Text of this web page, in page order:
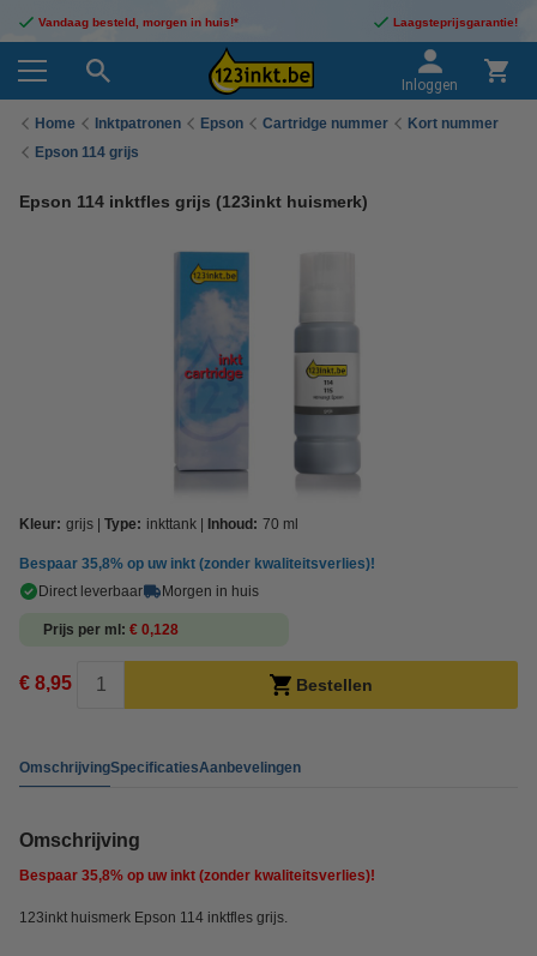
Vandaag besteld, morgen in huis!* Laagsteprijsgarantie!
Inloggen
Home Inktpatronen Epson Cartridge nummer
Kort nummer
Epson 114 grijs
Epson 114 inktfles grijs (123inkt huismerk)
Kleur: grijs Type: inkttank Inhoud: 70 ml
Bespaar 35,8% op uw inkt (zonder kwaliteitsverlies)!
Direct leverbaar
Morgen in huis
Prijs per ml € 0,128
€ 8,95 Bestellen
OmschrijvingSpecificatiesAanbevelingen
Omschrijving
Bespaar 35,8% op uw inkt (zonder kwaliteitsverlies)!
123inkt huismerk Epson 114 inktfles grijs.